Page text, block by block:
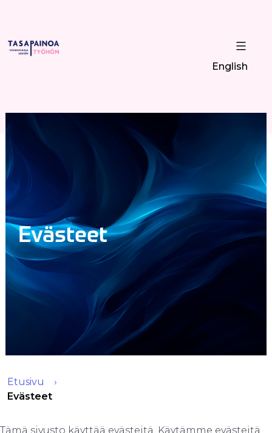
English
Evästeet
Etusivu
Evästeet
Tämä sivusto käyttää evästeitä. Käytämme evästeitä